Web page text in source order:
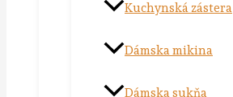
Kuchynská zástera
Dámska mikina
Dámska sukňa